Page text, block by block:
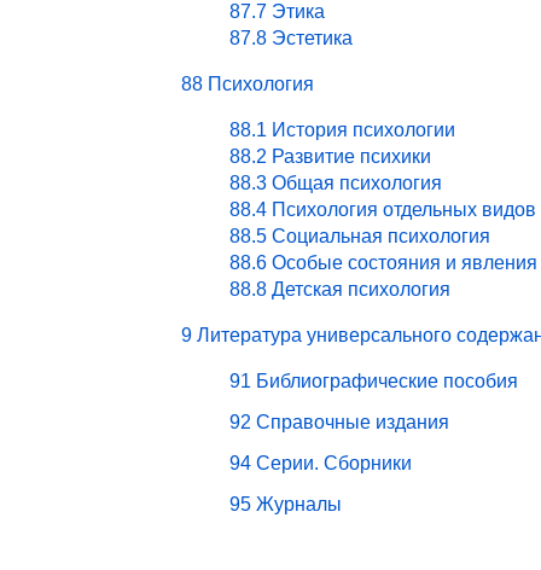
87.7 Этика
87.8 Эстетика
88 Психология
88.1 История психологии
88.2 Развитие психики
88.3 Общая психология
88.4 Психология отдельных
88.5 Социальная психология
88.6 Особые состояния и явления
88.8 Детская психология
9 Литература универсального
91 Библиографические пособия
92 Справочные издания
94 Серии. Сборники
95 Журналы